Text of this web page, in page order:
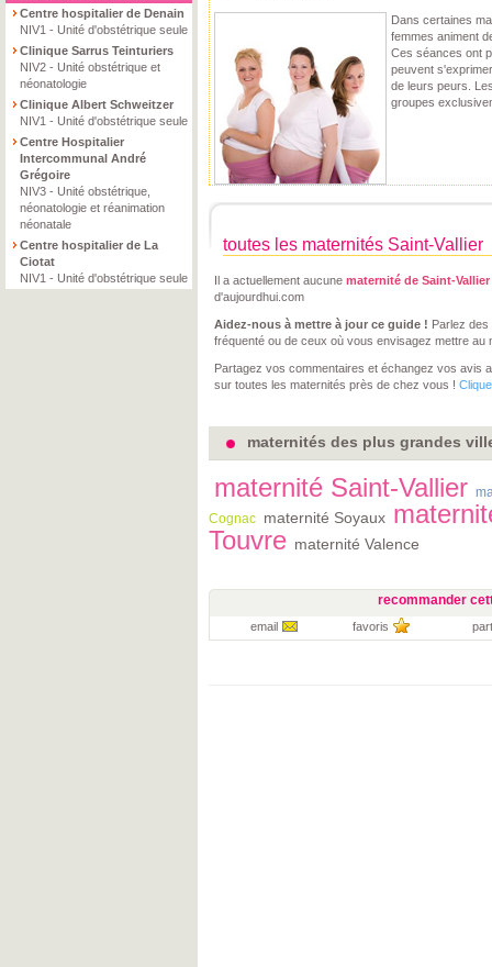
Centre hospitalier de Denain
NIV1 - Unité d'obstétrique seule
Clinique Sarrus Teinturiers
NIV2 - Unité obstétrique et
néonatologie
Clinique Albert Schweitzer
NIV1 - Unité d'obstétrique seule
Centre Hospitalier
Intercommunal André
Grégoire
NIV3 - Unité obstétrique,
néonatologie et réanimation
néonatale
Centre hospitalier de La
Ciotat
NIV1 - Unité d'obstétrique seule
Dans certaines
femmes animent
Ces séances ont
peuvent
de leurs peurs.
groupes
toutes les maternités Saint-Vallier
Il a actuellement aucune maternité de Saint-Vallier
d'aujourdhui.com
Aidez-nous à mettre à jour ce guide ! Parlez
fréquenté ou de ceux où vous envisagez mettre au
Partagez vos commentaires et échangez vos avis
sur toutes les maternités près de chez vous !
maternités des plus grandes
maternité Saint-Vallier
Cognac maternité Soyaux
Touvre maternité Valence
recommander
email favoris